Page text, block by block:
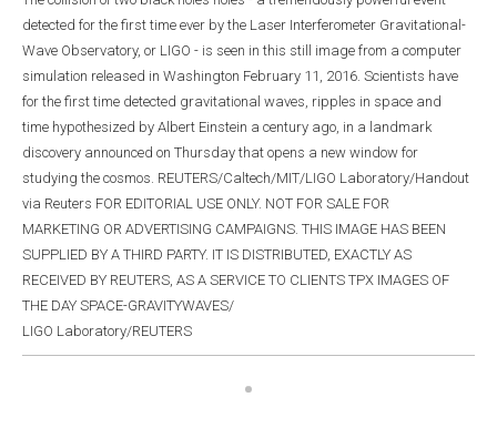
detected for the first time ever by the Laser Interferometer Gravitational-
Wave Observatory, or LIGO - is seen in this still image from a computer
simulation released in Washington February 11, 2016. Scientists have
for the first time detected gravitational waves, ripples in space and
time hypothesized by Albert Einstein a century ago, in a landmark
discovery announced on Thursday that opens a new window for
studying the cosmos. REUTERS/Caltech/MIT/LIGO Laboratory/Handout
via Reuters FOR EDITORIAL USE ONLY. NOT FOR SALE FOR
MARKETING OR ADVERTISING CAMPAIGNS. THIS IMAGE HAS BEEN
SUPPLIED BY A THIRD PARTY. IT IS DISTRIBUTED, EXACTLY AS
RECEIVED BY REUTERS, AS A SERVICE TO CLIENTS TPX IMAGES OF
THE DAY SPACE-GRAVITYWAVES/
LIGO Laboratory/REUTERS